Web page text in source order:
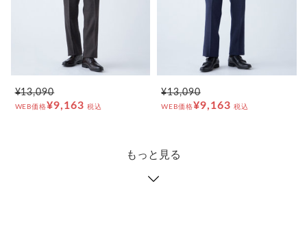
¥13,090
WEB価格¥9,163 税込
¥13,090
WEB価格¥9,163 税込
もっと見る